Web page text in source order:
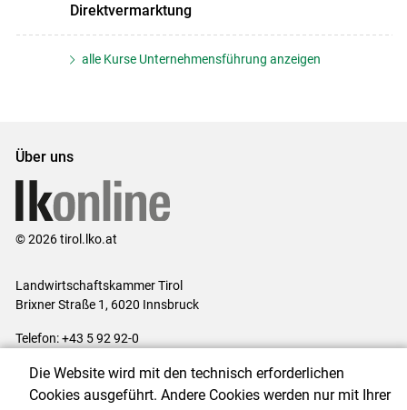
Direktvermarktung
alle Kurse Unternehmensführung anzeigen
Über uns
© 2026 tirol.lko.at
Landwirtschaftskammer Tirol
Brixner Straße 1, 6020 Innsbruck
Telefon: +43 5 92 92-0
Impressum|Kontakt|Datenschutzerklärung|Barrierefreiheit|
Die Website wird mit den technisch erforderlichen
Cookies ausgeführt. Andere Cookies werden nur mit Ihrer